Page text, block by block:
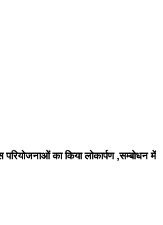
परियोजनाओं का किया लोकार्पण ,सम्बोधन में